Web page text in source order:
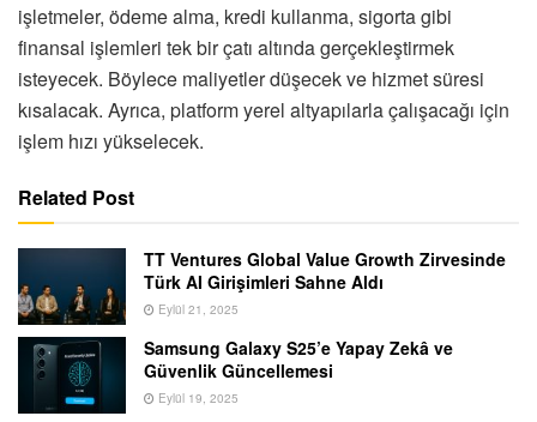
işletmeler, ödeme alma, kredi kullanma, sigorta gibi
finansal işlemleri tek bir çatı altında gerçekleştirmek
isteyecek. Böylece maliyetler düşecek ve hizmet süresi
kısalacak. Ayrıca, platform yerel altyapılarla çalışacağı için
işlem hızı yükselecek.
Related Post
TT Ventures Global Value Growth Zirvesinde
Türk AI Girişimleri Sahne Aldı
Eylül 21, 2025
Samsung Galaxy S25’e Yapay Zekâ ve
Güvenlik Güncellemesi
Eylül 19, 2025